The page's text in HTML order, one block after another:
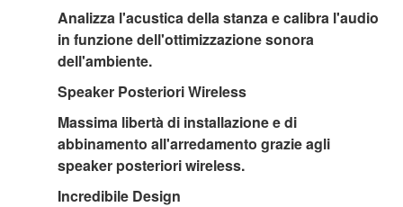
Analizza l'acustica della stanza e calibra l'audio
in funzione dell'ottimizzazione sonora
dell'ambiente.
Speaker Posteriori Wireless
Massima libertà di installazione e di
abbinamento all'arredamento grazie agli
speaker posteriori wireless.
Incredibile Design